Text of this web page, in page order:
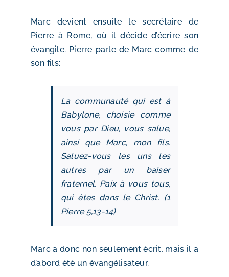
Marc devient ensuite le secrétaire de
Pierre à Rome, où il décide d’écrire son
évangile. Pierre parle de Marc comme de
son fils:
La communauté qui est à
Babylone, choisie comme
vous par Dieu, vous salue,
ainsi que Marc, mon fils.
Saluez-vous les uns les
autres par un baiser
fraternel. Paix à vous tous,
qui êtes dans le Christ. (1
Pierre 5,13-14)
Marc a donc non seulement écrit, mais il a
d’abord été un évangélisateur.